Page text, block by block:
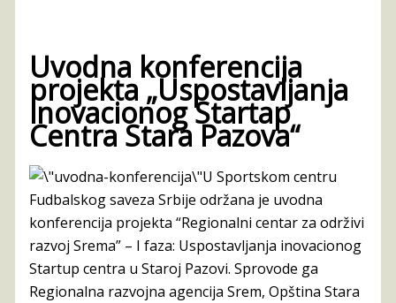
Uvodna konferencija
projekta „Uspostavljanja
inovacionog Startap
Centra Stara Pazova“
U Sportskom centru
Fudbalskog saveza Srbije održana je uvodna
konferencija projekta “Regionalni centar za održivi
razvoj Srema” – I faza: Uspostavljanja inovacionog
Startup centra u Staroj Pazovi. Sprovode ga
Regionalna razvojna agencija Srem, Opština Stara